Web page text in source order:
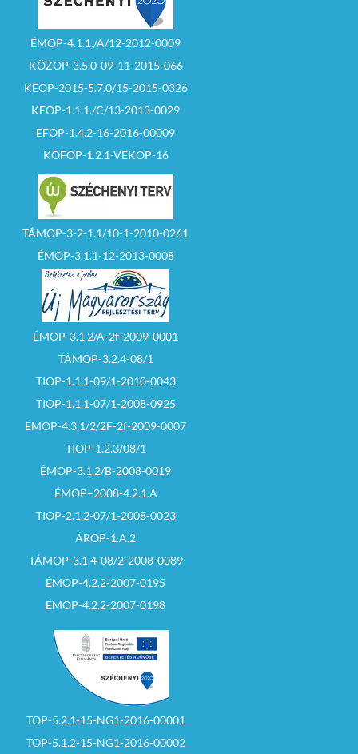
ÉMOP-4.1.1./A/12-2012-0009
KÖZOP-3.5.0-09-11-2015-066
KEOP-2015-5.7.0/15-2015-0326
KEOP-1.1.1./C/13-2013-0029
EFOP-1.4.2-16-2016-00009
KÖFOP-1.2.1-VEKOP-16
TÁMOP-3-2-1.1/10-1-2010-0261
ÉMOP-3.1.1-12-2013-0008
ÉMOP-3.1.2/A-2f-2009-0001
TÁMOP-3.2.4-08/1
TIOP-1.1.1-09/1-2010-0043
TIOP-1.1.1-07/1-2008-0925
ÉMOP-4.3.1/2/2F-2f-2009-0007
TIOP-1.2.3/08/1
ÉMOP-3.1.2/B-2008-0019
ÉMOP–2008-4.2.1.A
TIOP-2.1.2-07/1-2008-0023
ÁROP-1.A.2
TÁMOP-3.1.4-08/2-2008-0089
ÉMOP-4.2.2-2007-0195
ÉMOP-4.2.2-2007-0198
TOP-5.2.1-15-NG1-2016-00001
TOP-5.1.2-15-NG1-2016-00002